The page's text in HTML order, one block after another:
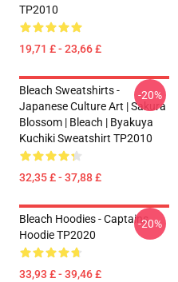
TP2010
19,71 £ - 23,66 £
Bleach Sweatshirts -
Japanese Culture Art | Sakura
Blossom | Bleach | Byakuya
Kuchiki Sweatshirt TP2010
32,35 £ - 37,88 £
-20%
Bleach Hoodies - Captains
Hoodie TP2020
33,93 £ - 39,46 £
-20%